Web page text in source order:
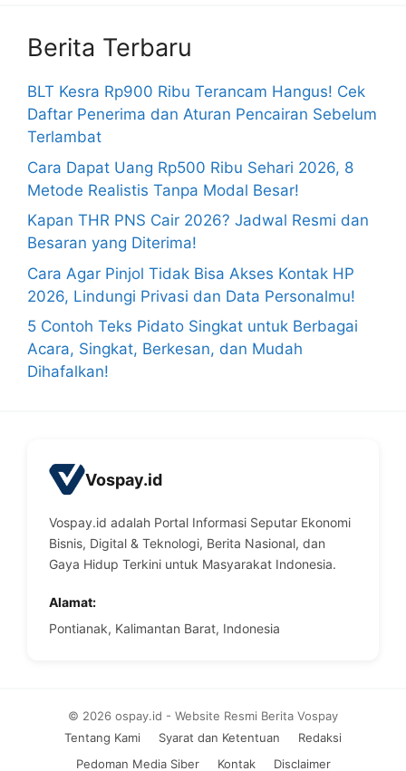
Berita Terbaru
BLT Kesra Rp900 Ribu Terancam Hangus! Cek
Daftar Penerima dan Aturan Pencairan Sebelum
Terlambat
Cara Dapat Uang Rp500 Ribu Sehari 2026, 8
Metode Realistis Tanpa Modal Besar!
Kapan THR PNS Cair 2026? Jadwal Resmi dan
Besaran yang Diterima!
Cara Agar Pinjol Tidak Bisa Akses Kontak HP
2026, Lindungi Privasi dan Data Personalmu!
5 Contoh Teks Pidato Singkat untuk Berbagai
Acara, Singkat, Berkesan, dan Mudah
Dihafalkan!
Vospay.id
Vospay.id adalah Portal Informasi Seputar Ekonomi
Bisnis, Digital & Teknologi, Berita Nasional, dan
Gaya Hidup Terkini untuk Masyarakat Indonesia.
Alamat:
Pontianak, Kalimantan Barat, Indonesia
Tentang Kami Syarat dan Ketentuan
Redaksi
Pedoman Media Siber
Kontak Disclaimer
© 2026 ospay.id - Website Resmi Berita Vospay